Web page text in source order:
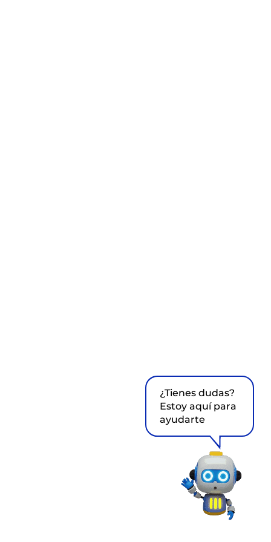
¿Tienes dudas?
Estoy aquí para
ayudarte